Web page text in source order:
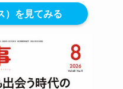
）を見てみる